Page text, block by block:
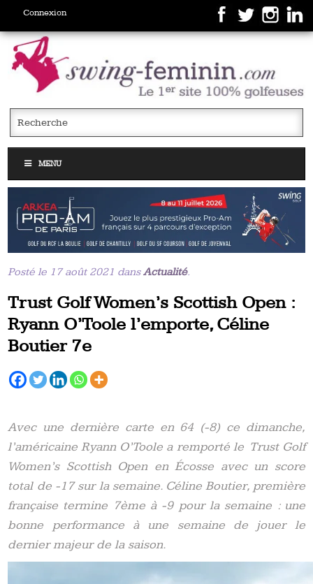
Connexion
MENU
Posté le 17 août 2021 dansActualité.
Trust Golf Women’s Scottish Open :
Ryann O’Toole l’emporte, Céline
Boutier 7e
Avec une dernière carte en 64 (-8) ce dimanche,
l’américaine Ryann O’Toole a remporté le Trust Golf
Women’s Scottish Open en Écosse avec un score
total de -17 sur la semaine. Céline Boutier, première
française termine 7ème à -9 pour la semaine : une
bonne performance à une semaine de jouer le
dernier majeur de la saison.